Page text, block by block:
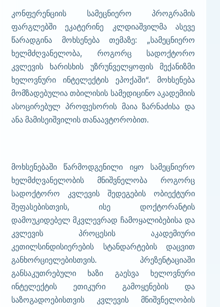
კონფერენციის სამეცნიერო პროგრამის
ფარგლებში ეკატერინე კლდიაშვილმა ასევე
წარადგინა მოხსენება თემაზე: „სამეცნიერო
ხელმძღვანელობა, როგორც სადოქტორო
კვლევის ხარისხის უზრუნველყოფის მექანიზმი
ხელოვნური ინტელექტის ეპოქაში“. მოხსენება
მომზადებულია თბილისის სამედიცინო აკადემიის
ასოცირებულ პროფესორის მაია ზარნაძისა და
ანა მამისეიშვილის თანაავტორობით.
მოხსენებაში წარმოდგენილი იყო სამეცნიერო
ხელმძღვანელობის მნიშვნელობა როგორც
სადოქტორო კვლევის შედეგების ობიექტური
შეფასებისთვის, ისე დოქტორანტის
დამოუკიდებელ მკვლევრად ჩამოყალიბებისა და
კვლევის პროცესის აკადემიური
კეთილსინდისიერების სტანდარტების დაცვით
განხორციელებისთვის. პრეზენტაციაში
განსაკუთრებული ხაზი გაესვა ხელოვნური
ინტელექტის ეთიკური გამოყენების და
საზოგადოებისთვის კვლევის მნიშვნელობის